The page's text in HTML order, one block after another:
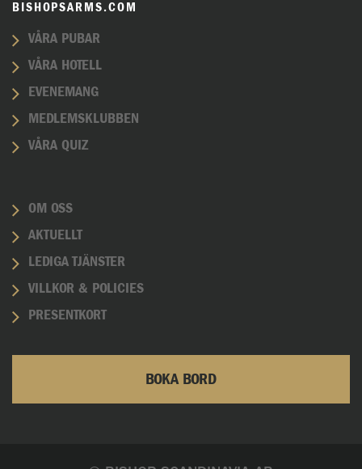
BISHOPSARMS.COM
VÅRA PUBAR
VÅRA HOTELL
EVENEMANG
MEDLEMSKLUBBEN
VÅRA QUIZ
OM OSS
AKTUELLT
LEDIGA TJÄNSTER
VILLKOR & POLICIES
PRESENTKORT
BOKA BORD